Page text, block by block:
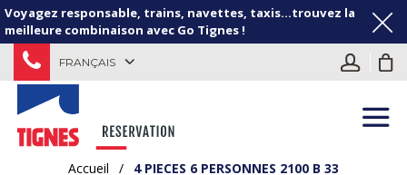
Voyagez responsable, trains, navettes, taxis...trouvez la
meilleure combinaison avec Go Tignes !
FRANÇAIS
Accueil / 4 PIECES 6 PERSONNES 2100 B 33